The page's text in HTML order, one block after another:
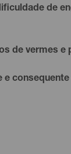
de
de vermes e